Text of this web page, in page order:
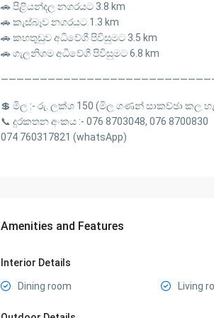
🚗 පිළියන්දල නගරයට 3.8 km
🚗 කැස්බෑව නගරයට 1.3 km
🚗 කහතුඩුව අධිවේගී පිවිසුමට 3.5 km
🚗 ගැලනිගම අධිවේගී පිවිසුමට 6.8 km
💲 මිල :- රු. ලක්ශ 150 (මිල ගණන් සාකච්ඡා කල
📞 දුරකතන අංකය :- 076 8703048, 076 8700830
074 760317821 (whatsApp)
Amenities and Features
Interior Details
Dining room Living